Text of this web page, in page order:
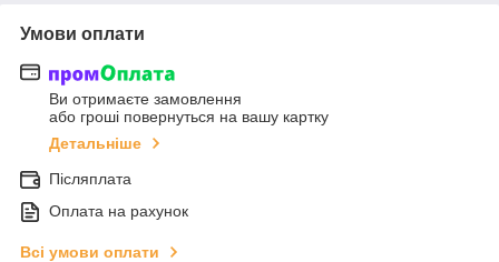
Умови оплати
Ви отримаєте замовлення
або гроші повернуться на вашу картку
Детальніше
Післяплата
Оплата на рахунок
Всі умови оплати